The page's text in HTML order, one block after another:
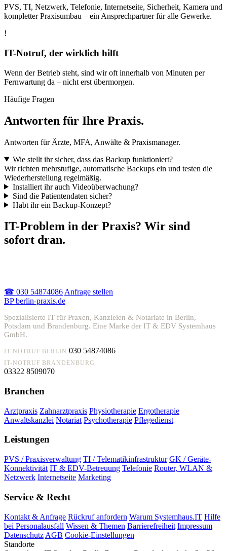
PVS, TI, Netzwerk, Telefonie, Internetseite, Sicherheit, Kamera und
kompletter Praxisumbau – ein Ansprechpartner für alle Gewerke.
!
IT-Notruf, der wirklich hilft
Wenn der Betrieb steht, sind wir oft innerhalb von Minuten per
Fernwartung da – nicht erst übermorgen.
Häufige Fragen
Antworten für Ihre Praxis.
Antworten für Ärzte, MFA, Anwälte & Praxismanager.
Wie stellt ihr sicher, dass das Backup funktioniert?
Wir richten mehrstufige, automatische Backups ein und testen die
Wiederherstellung regelmäßig.
Installiert ihr auch Videoüberwachung?
Sind die Patientendaten sicher?
Habt ihr ein Backup-Konzept?
IT-Problem in der Praxis? Wir sind
sofort dran.
☎ 030 54874086 Anfrage stellen
BP berlin-praxis.de
Spezialisierte IT für Praxen, Kanzleien & Notariate in Berlin,
Potsdam und Brandenburg. Eine Marke der IT & EDV Systemhaus
GmbH.
IT-NOTRUF BERLIN 030 54874086
IT-NOTRUF BRANDENBURG
03322 8509070
Branchen
Arztpraxis Zahnarztpraxis Physiotherapie Ergotherapie
Anwaltskanzlei Notariat Psychotherapie Pflegedienst
Leistungen
PVS / Praxisverwaltung TI / Telematikinfrastruktur GK / Geräte-
Konnektivität IT & EDV-Betreuung Telefonie Router, WLAN &
Netzwerk Internetseite Marketing
Service & Recht
Kontakt & Anfrage Rückruf anfordern Warum Systemhaus.IT Hilfe
bei Personalausfall Wissen & Themen Barrierefreiheit Impressum
Datenschutz AGB Cookie-Einstellungen
Standorte